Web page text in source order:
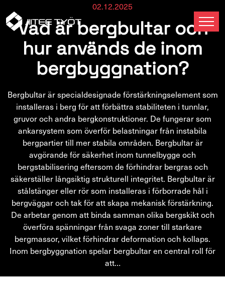
02.12.2025
Vad är bergbultar och
hur används de inom
bergbyggnation?
Bergbultar är specialdesignade förstärkningselement som
installeras i berg för att förbättra stabiliteten i tunnlar,
gruvor och andra bergkonstruktioner. De fungerar som
ankarsystem som överför belastningar från instabila
bergpartier till mer stabila områden. Bergbultar är
avgörande för säkerhet inom tunnelbygge och
bergstabilisering eftersom de förhindrar bergras och
säkerställer långsiktig strukturell integritet. Bergbultar är
stålstänger eller rör som installeras i förborrade hål i
bergväggar och tak för att skapa mekanisk förstärkning.
De arbetar genom att binda samman olika bergskikt och
överföra spänningar från svaga zoner till starkare
bergmassor, vilket förhindrar deformation och kollaps.
Inom bergbyggnation spelar bergbultar en central roll för
att…